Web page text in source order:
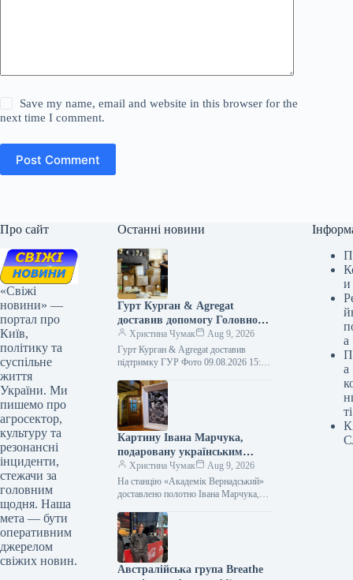
Save my name, email and website in this browser for the
next time I comment.
Post Comment
Про сайт
«Свіжі
новини» —
портал про
Київ,
політику та
суспільне
життя
України. Ми
пишемо про
агросектор,
культуру та
резонансні
інциденти,
стежачи за
головним
щодня. Наша
мета — бути
оперативним
джерелом
свіжих новин.
Останні новини
Гурт Курган & Agregat
доставив допомогу Головному
управлінню розвідки
Христина Чумак
Aug 9, 2026
Гурт Курган & Agregat доставив
підтримку ГУР Фото 09.08.2026 15:11
МО «Артан» одержали чергову
допомогу від…
Картину Івана Марчука,
подаровану українським
полярникам, доставили на
станцію «Академік
Вернадський».
Христина Чумак
Aug 9, 2026
На станцію «Академік Вернадський»
доставлено полотно Івана Марчука,
полярникам Фото 09.08.2026 15:27
Укрінформ На антарктичну станцію…
Австралійська група Breathe
и
а
а
ті